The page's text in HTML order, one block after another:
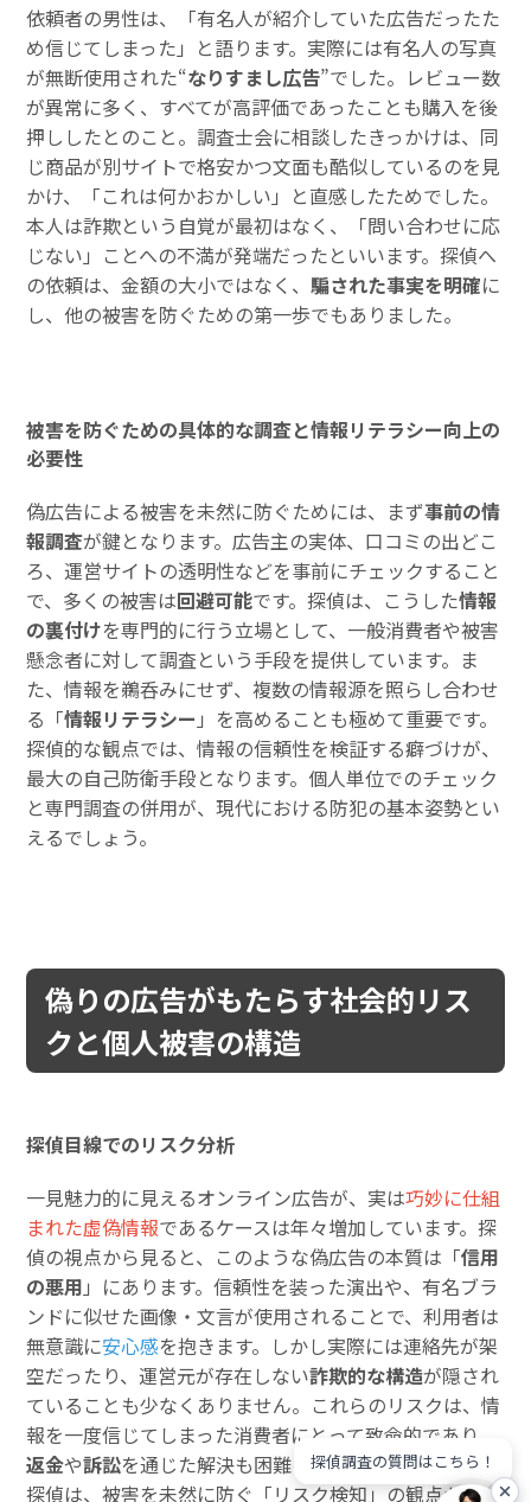
依頼者の男性は、「有名人が紹介していた広告だったた
め信じてしまった」と語ります。実際には有名人の写真
が無断使用された“なりすまし広告”でした。レビュー数
が異常に多く、すべてが高評価であったことも購入を後
押ししたとのこと。調査士会に相談したきっかけは、同
じ商品が別サイトで格安かつ文面も酷似しているのを見
かけ、「これは何かおかしい」と直感したためでした。
本人は詐欺という自覚が最初はなく、「問い合わせに応
じない」ことへの不満が発端だったといいます。探偵へ
の依頼は、金額の大小ではなく、騙された事実を明確に
し、他の被害を防ぐための第一歩でもありました。
被害を防ぐための具体的な調査と情報リテラシー向上の
必要性
偽広告による被害を未然に防ぐためには、まず事前の情
報調査が鍵となります。広告主の実体、口コミの出どこ
ろ、運営サイトの透明性などを事前にチェックすること
で、多くの被害は回避可能です。探偵は、こうした情報
の裏付けを専門的に行う立場として、一般消費者や被害
懸念者に対して調査という手段を提供しています。ま
た、情報を鵜呑みにせず、複数の情報源を照らし合わせ
る「情報リテラシー 」を高めることも極めて重要です。
探偵的な観点では、情報の信頼性を検証する癖づけが、
最大の自己防衛手段となります。個人単位でのチェック
と専門調査の併用が、現代における防犯の基本姿勢とい
えるでしょう。
偽りの広告がもたらす社会的リス
クと個人被害の構造
探偵目線でのリスク分析
一見魅力的に見えるオンライン広告が、実は巧妙に仕組
まれた虚偽情報であるケースは年々増加しています。探
偵の視点から見ると、このような偽広告の本質は「信用
の悪用 」にあります。信頼性を装った演出や、有名ブラ
ンドに似せた画像・文言が使用されることで、利用者は
無意識に安心感を抱きます。しかし実際には連絡先が架
空だったり、運営元が存在しない詐欺的な構造が隠され
ていることも少なくありません。これらのリスクは、情
報を一度信じてしまった消費者にとって致命的であり、
返金や訴訟を通じた解決も困難を極めます。だからこそ
探偵は、被害を未然に防ぐ「リスク検知」の観点から、
探偵調査の質問はこちら！